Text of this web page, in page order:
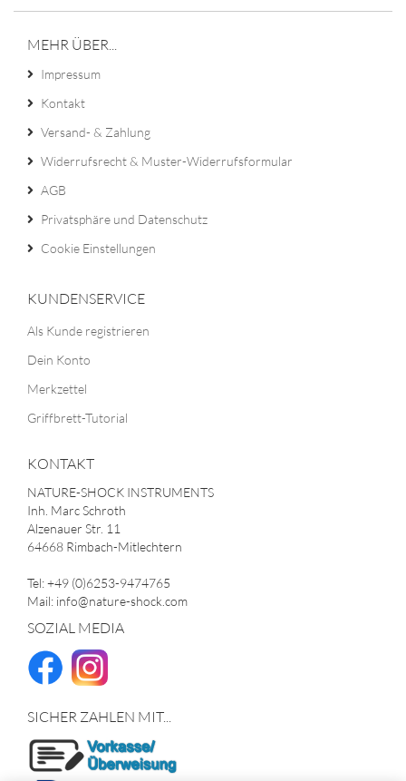
MEHR ÜBER...
Impressum
Kontakt
Versand- & Zahlung
Widerrufsrecht & Muster-Widerrufsformular
AGB
Privatsphäre und Datenschutz
Cookie Einstellungen
KUNDENSERVICE
Als Kunde registrieren
Dein Konto
Merkzettel
Griffbrett-Tutorial
KONTAKT
NATURE-SHOCK INSTRUMENTS
Inh. Marc Schroth
Alzenauer Str. 11
64668 Rimbach-Mitlechtern
Tel: +49 (0)6253-9474765
Mail: info@nature-shock.com
SOZIAL MEDIA
SICHER ZAHLEN MIT...